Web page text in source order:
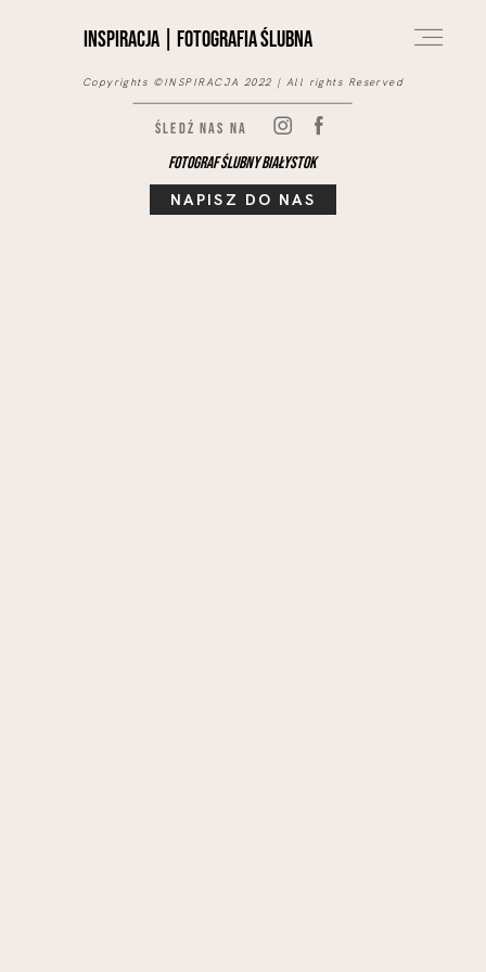
INSPIRACJA | fotografia ślubna
Fotograf ślubny Białystok
Śledź nas na
Copyrights ©INSPIRACJA 2022 | All rights Reserved
NAPISZ DO NAS
O NAS
PORTFOLIO